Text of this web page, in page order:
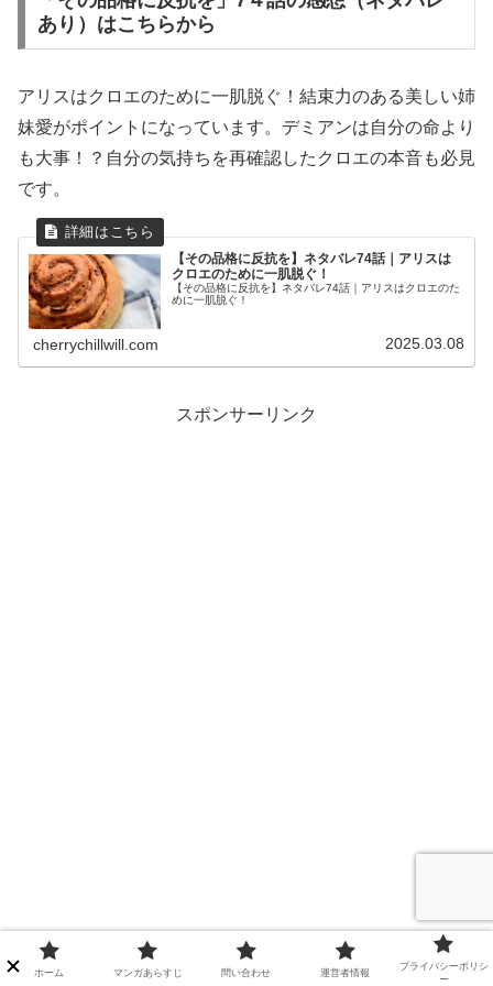
あり）はこちらから
アリスはクロエのために一肌脱ぐ！結束力のある美しい姉
妹愛がポイントになっています。デミアンは自分の命より
も大事！？自分の気持ちを再確認したクロエの本音も必見
です。
【その品格に反抗を】ネタバレ74話｜アリスは
クロエのために一肌脱ぐ！
【その品格に反抗を】ネタバレ74話｜アリスはクロエのた
めに一肌脱ぐ！
cherrychillwill.com 2025.03.08
スポンサーリンク
「その品格に反抗を」73話の感想（ネタバレあ
ホーム マンガあらすじ 問い合わせ 運営者情報
プライバシーポリシ
ー